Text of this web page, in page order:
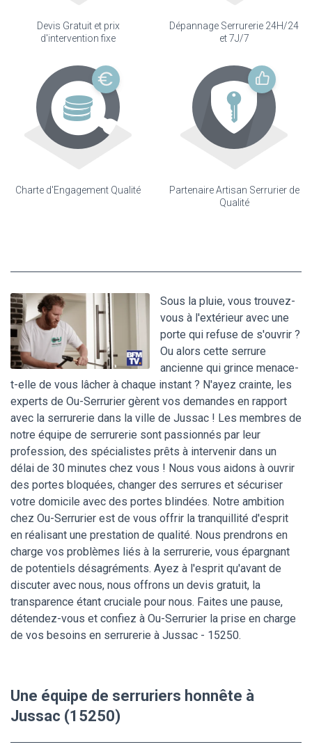
Devis Gratuit et prix
d'intervention fixe
Dépannage Serrurerie 24H/24
et 7J/7
Charte d'Engagement Qualité
Partenaire Artisan Serrurier de
Qualité
Sous la pluie, vous trouvez-
vous à l'extérieur avec une
porte qui refuse de s'ouvrir ?
Ou alors cette serrure
ancienne qui grince menace-
t-elle de vous lâcher à chaque instant ? N'ayez crainte, les
experts de Ou-Serrurier gèrent vos demandes en rapport
avec la serrurerie dans la ville de Jussac ! Les membres de
notre équipe de serrurerie sont passionnés par leur
profession, des spécialistes prêts à intervenir dans un
délai de 30 minutes chez vous ! Nous vous aidons à ouvrir
des portes bloquées, changer des serrures et sécuriser
votre domicile avec des portes blindées. Notre ambition
chez Ou-Serrurier est de vous offrir la tranquillité d'esprit
en réalisant une prestation de qualité. Nous prendrons en
charge vos problèmes liés à la serrurerie, vous épargnant
de potentiels désagréments. Ayez à l'esprit qu'avant de
discuter avec nous, nous offrons un devis gratuit, la
transparence étant cruciale pour nous. Faites une pause,
détendez-vous et confiez à Ou-Serrurier la prise en charge
de vos besoins en serrurerie à Jussac - 15250.
Une équipe de serruriers honnête à
Jussac (15250)